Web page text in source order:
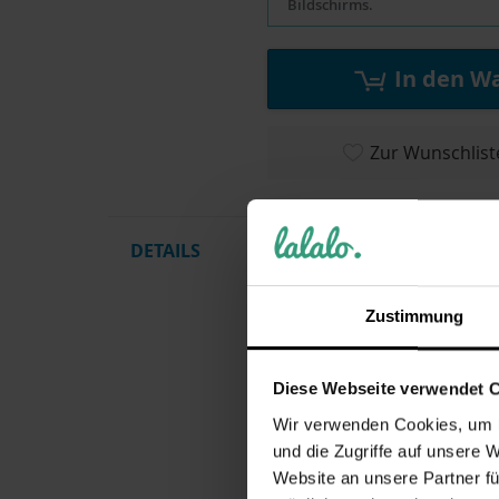
Zustimmung
Diese Webseite verwendet
Wir verwenden Cookies,
und die Zugriffe auf unsere
Website an unsere Partner
Bildschirms.
In den
Zur
DETAILS
kleinen
Das
Weich,